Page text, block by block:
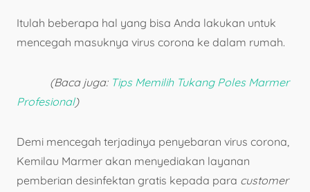
Itulah beberapa hal yang bisa Anda lakukan untuk
mencegah masuknya virus corona ke dalam rumah.
(Baca juga: Tips Memilih Tukang Poles Marmer
Profesional)
Demi mencegah terjadinya penyebaran virus corona,
Kemilau Marmer akan menyediakan layanan
pemberian desinfektan gratis kepada para customer